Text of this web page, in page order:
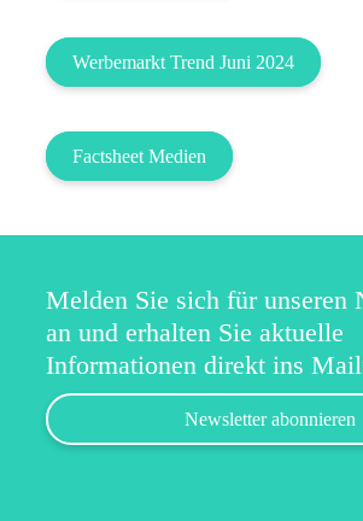
Werbemarkt Trend Juni 2024
Factsheet Medien
Melden Sie sich für unseren
an und erhalten Sie aktuelle
Informationen direkt ins